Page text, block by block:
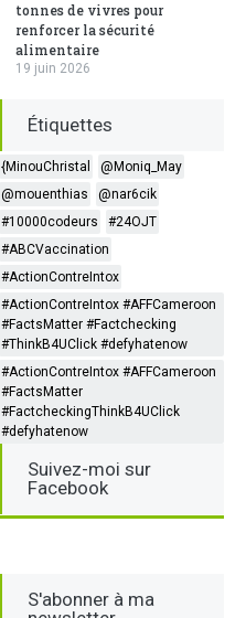
tonnes de vivres pour
renforcer la sécurité
alimentaire
19 juin 2026
Étiquettes
{MinouChristal
@Moniq_May
@mouenthias
@nar6cik
#10000codeurs
#24OJT
#ABCVaccination
#ActionContreIntox
#ActionContreIntox #AFFCameroon
#FactsMatter #Factchecking
#ThinkB4UClick #defyhatenow
#ActionContreIntox #AFFCameroon
#FactsMatter
#FactcheckingThinkB4UClick
#defyhatenow
Suivez-moi sur
Facebook
S'abonner à ma